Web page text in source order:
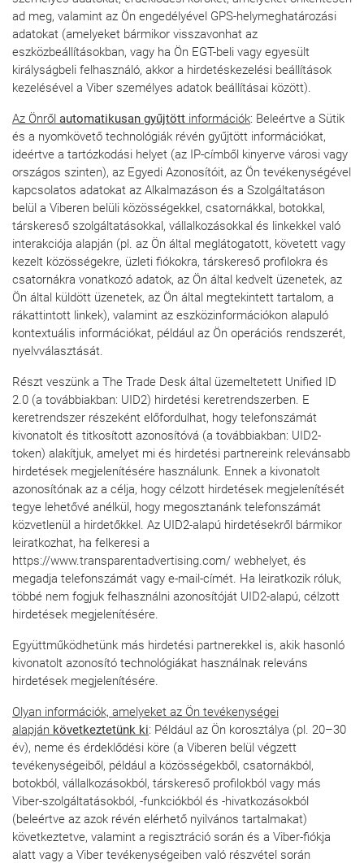
ad meg, valamint az Ön engedélyével GPS-helymeghatározási
adatokat (amelyeket bármikor visszavonhat az
eszközbeállításokban, vagy ha Ön EGT-beli vagy egyesült
királyságbeli felhasználó, akkor a hirdetéskezelési beállítások
kezelésével a Viber személyes adatok beállításai között).
Az Önről automatikusan gyűjtött információk: Beleértve a Sütik
és a nyomkövető technológiák révén gyűjtött információkat,
ideértve a tartózkodási helyet (az IP-címből kinyerve városi vagy
országos szinten), az Egyedi Azonosítóit, az Ön tevékenységével
kapcsolatos adatokat az Alkalmazáson és a Szolgáltatáson
belül a Viberen belüli közösségekkel, csatornákkal, botokkal,
társkereső szolgáltatásokkal, vállalkozásokkal és linkekkel való
interakciója alapján (pl. az Ön által meglátogatott, követett vagy
kezelt közösségekre, üzleti fiókokra, társkereső profilokra és
csatornákra vonatkozó adatok, az Ön által kedvelt üzenetek, az
Ön által küldött üzenetek, az Ön által megtekintett tartalom, a
rákattintott linkek), valamint az eszközinformációkon alapuló
kontextuális információkat, például az Ön operációs rendszerét,
nyelvválasztását.
Részt veszünk a The Trade Desk által üzemeltetett Unified ID
2.0 (a továbbiakban: UID2) hirdetési keretrendszerben. E
keretrendszer részeként előfordulhat, hogy telefonszámát
kivonatolt és titkosított azonosítóvá (a továbbiakban: UID2-
token) alakítjuk, amelyet mi és hirdetési partnereink relevánsabb
hirdetések megjelenítésére használunk. Ennek a kivonatolt
azonosítónak az a célja, hogy célzott hirdetések megjelenítését
tegye lehetővé anélkül, hogy megosztanánk telefonszámát
közvetlenül a hirdetőkkel. Az UID2-alapú hirdetésekről bármikor
leiratkozhat, ha felkeresi a
https://www.transparentadvertising.com/ webhelyet, és
megadja telefonszámát vagy e-mail-címét. Ha leiratkozik róluk,
többé nem fogjuk felhasználni azonosítóját UID2-alapú, célzott
hirdetések megjelenítésére.
Együttműködhetünk más hirdetési partnerekkel is, akik hasonló
kivonatolt azonosító technológiákat használnak releváns
hirdetések megjelenítésére.
Olyan információk, amelyeket az Ön tevékenységei
alapján következtetünk ki: Például az Ön korosztálya (pl. 20–30
év), neme és érdeklődési köre (a Viberen belül végzett
tevékenységeiből, például a közösségekből, csatornákból,
botokból, vállalkozásokból, társkereső profilokból vagy más
Viber-szolgáltatásokból, -funkciókból és -hivatkozásokból
(beleértve az azok révén elérhető nyilvános tartalmakat)
következtetve, valamint a regisztráció során és a Viber-fiókja
alatt vagy a Viber tevékenységeiben való részvétel során